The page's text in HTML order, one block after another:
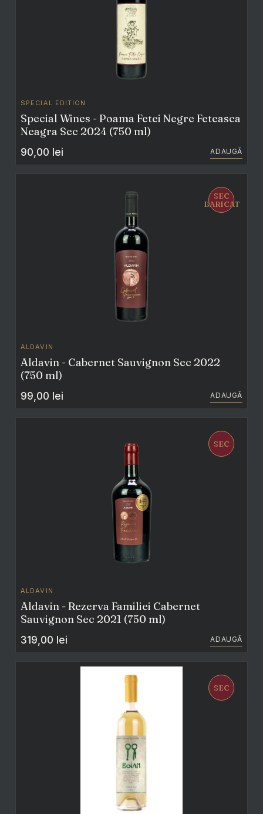
SPECIAL EDITION
Special Wines - Poama Fetei Negre Feteasca
Neagra Sec 2024 (750 ml)
90,00 lei ADAUGĂ
SEC
BARICAT
ALDAVIN
Aldavin - Cabernet Sauvignon Sec 2022
(750 ml)
99,00 lei ADAUGĂ
SEC
ALDAVIN
Aldavin - Rezerva Familiei Cabernet
Sauvignon Sec 2021 (750 ml)
319,00 lei ADAUGĂ
SEC